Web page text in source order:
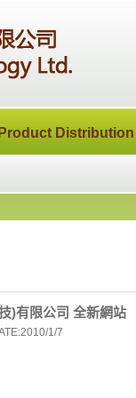
Product Distribution
)有限公司 全新網站
1/7